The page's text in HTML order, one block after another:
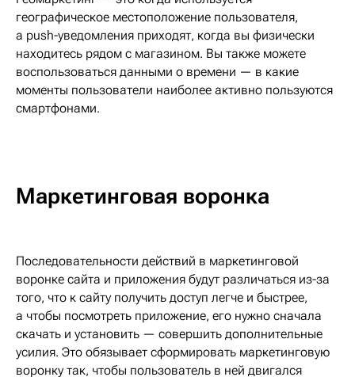
географическое местоположение пользователя,
а push-уведомления приходят, когда вы физически
находитесь рядом с магазином. Вы также можете
воспользоваться данными о времени — в какие
моменты пользователи наиболее активно пользуются
смартфонами.
Маркетинговая воронка
Последовательности действий в маркетинговой
воронке сайта и приложения будут различаться из-за
того, что к сайту получить доступ легче и быстрее,
а чтобы посмотреть приложение, его нужно сначала
скачать и установить — совершить дополнительные
усилия. Это обязывает сформировать маркетинговую
воронку так, чтобы пользователь в ней двигался